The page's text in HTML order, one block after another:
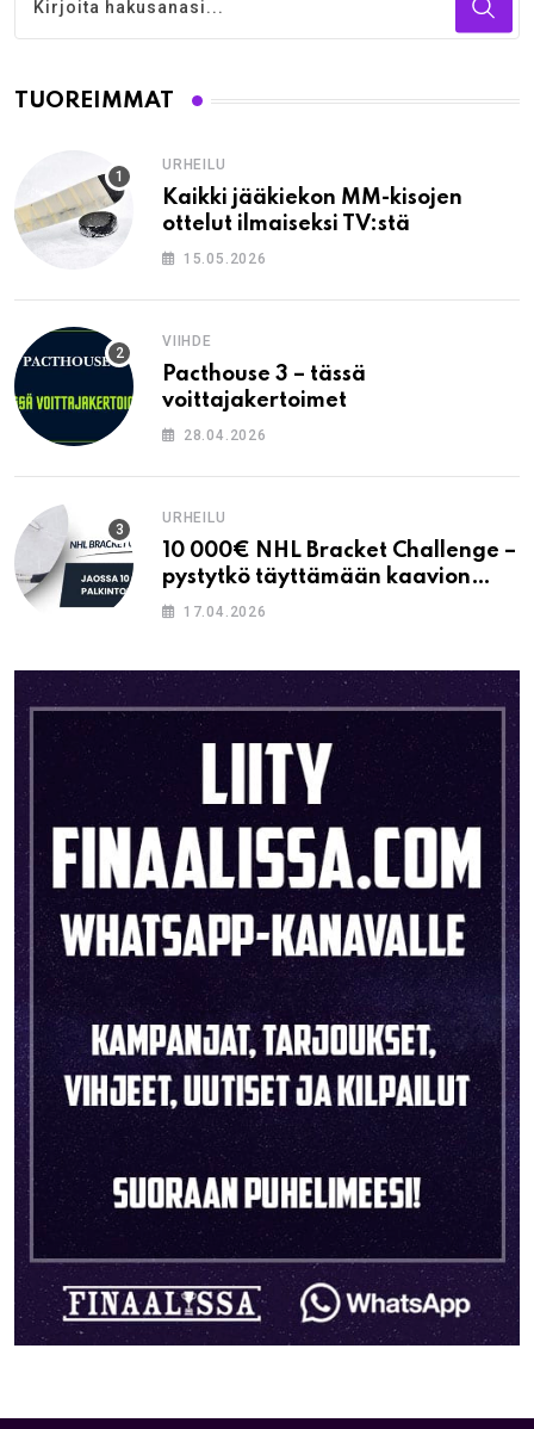
TUOREIMMAT
URHEILU
Kaikki jääkiekon MM-kisojen
ottelut ilmaiseksi TV:stä
15.05.2026
VIIHDE
Pacthouse 3 – tässä
voittajakertoimet
28.04.2026
URHEILU
10 000€ NHL Bracket Challenge –
pystytkö täyttämään kaavion
oikein?
17.04.2026